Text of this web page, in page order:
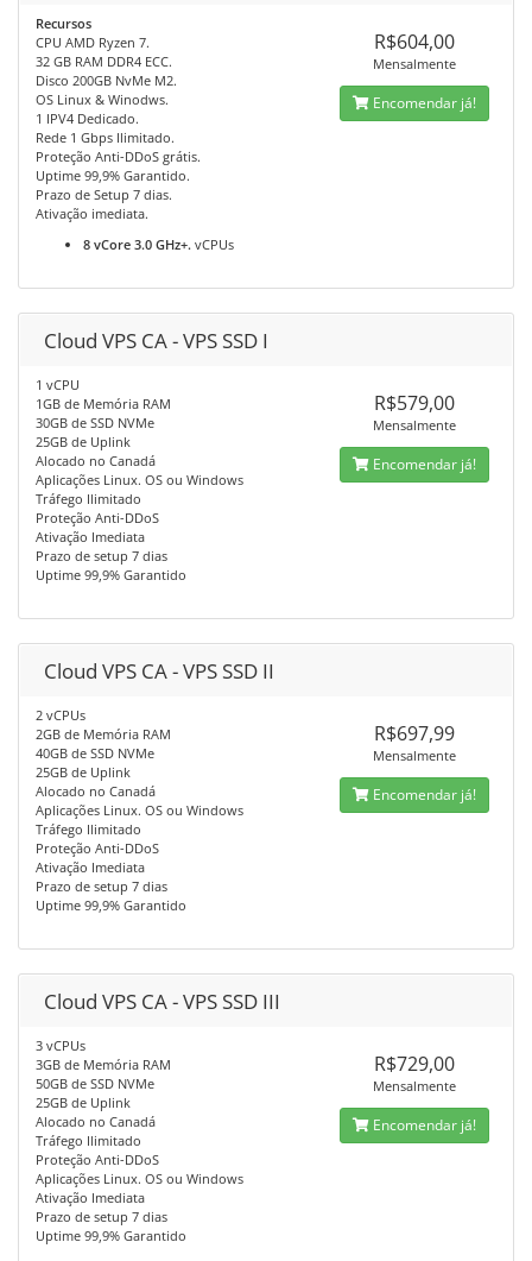
Recursos
CPU AMD Ryzen 7.
32 GB RAM DDR4 ECC.
Disco 200GB NvMe M2.
OS Linux & Winodws.
1 IPV4 Dedicado.
Rede 1 Gbps Ilimitado.
Proteção Anti-DDoS grátis.
Uptime 99,9% Garantido.
Prazo de Setup 7 dias.
Ativação imediata.
8 vCore 3.0 GHz+. vCPUs
R$604,00
Mensalmente
Encomendar já!
Cloud VPS CA - VPS SSD I
1 vCPU
1GB de Memória RAM
30GB de SSD NVMe
25GB de Uplink
Alocado no Canadá
Aplicações Linux. OS ou Windows
Tráfego Ilimitado
Proteção Anti-DDoS
Ativação Imediata
Prazo de setup 7 dias
Uptime 99,9% Garantido
R$579,00
Mensalmente
Encomendar já!
Cloud VPS CA - VPS SSD II
2 vCPUs
2GB de Memória RAM
40GB de SSD NVMe
25GB de Uplink
Alocado no Canadá
Aplicações Linux. OS ou Windows
Tráfego Ilimitado
Proteção Anti-DDoS
Ativação Imediata
Prazo de setup 7 dias
Uptime 99,9% Garantido
R$697,99
Mensalmente
Encomendar já!
Cloud VPS CA - VPS SSD III
3 vCPUs
3GB de Memória RAM
50GB de SSD NVMe
25GB de Uplink
Alocado no Canadá
Tráfego Ilimitado
Proteção Anti-DDoS
Aplicações Linux. OS ou Windows
Ativação Imediata
Prazo de setup 7 dias
Uptime 99,9% Garantido
R$729,00
Mensalmente
Encomendar já!